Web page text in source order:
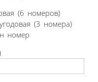
(6 номеров)
(3 номера)
номер